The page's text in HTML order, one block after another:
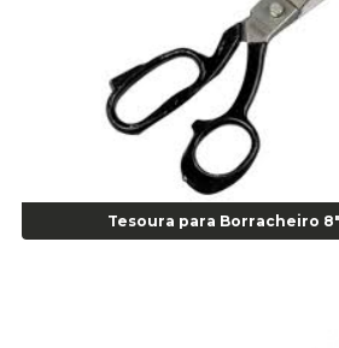
Super Bonder 60 segundos 20 grs - cod
Agulha Escariadora Passeio - Cod 02978
Agulha Escariadora/ Alargadora Caminhão
Agulha Inserto Pneu s/ câmara - Caminhão
Agulha Inserto Pneu s/ câmara - Moto - cod
Agulha Inserto Pneus s/ câmara - Passeio -
Agulha para Aplicação Vipstem- Vipal -
Alicate Anéis Interno Reto 3.3/8 pol x 6.1/2
Tesoura para Borracheiro 8"